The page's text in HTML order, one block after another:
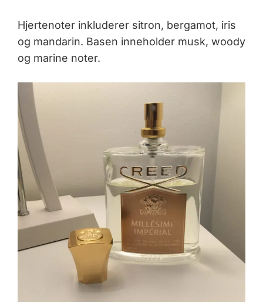
Hjertenoter inkluderer sitron, bergamot, iris
og mandarin. Basen inneholder musk, woody
og marine noter.